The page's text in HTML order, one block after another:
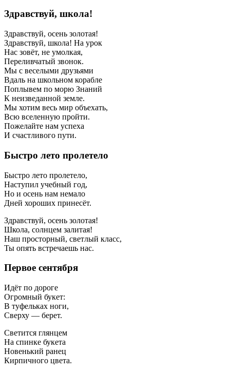
Здравствуй, школа!
Здравствуй, осень золотая!
Здравствуй, школа! На урок
Нас зовёт, не умолкая,
Переливчатый звонок.
Мы с веселыми друзьями
Вдаль на школьном корабле
Поплывем по морю Знаний
К неизведанной земле.
Мы хотим весь мир объехать,
Всю вселенную пройти.
Пожелайте нам успеха
И счастливого пути.
Быстро лето пролетело
Быстро лето пролетело,
Наступил учебный год,
Но и осень нам немало
Дней хороших принесёт.
Здравствуй, осень золотая!
Школа, солнцем залитая!
Наш просторный, светлый класс,
Ты опять встречаешь нас.
Первое сентября
Идёт по дороге
Огромный букет:
В туфельках ноги,
Сверху — берет.
Светится глянцем
На спинке букета
Новенький ранец
Кирпичного цвета.